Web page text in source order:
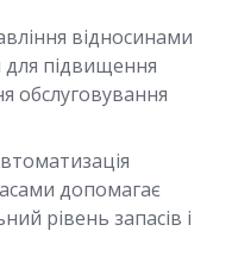
відносинами
підвищення
обслуговування
допомагає
рівень запасів і